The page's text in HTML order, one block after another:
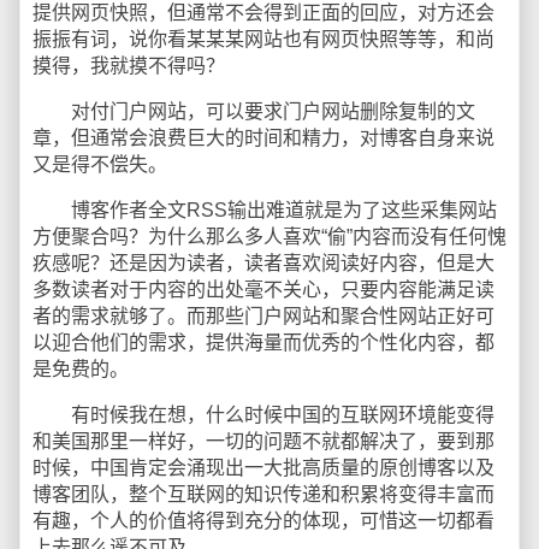
提供网页快照，但通常不会得到正面的回应，对方还会
振振有词，说你看某某某网站也有网页快照等等，和尚
摸得，我就摸不得吗？
对付门户网站，可以要求门户网站删除复制的文
章，但通常会浪费巨大的时间和精力，对博客自身来说
又是得不偿失。
博客作者全文RSS输出难道就是为了这些采集网站
方便聚合吗？为什么那么多人喜欢“偷”内容而没有任何愧
疚感呢？还是因为读者，读者喜欢阅读好内容，但是大
多数读者对于内容的出处毫不关心，只要内容能满足读
者的需求就够了。而那些门户网站和聚合性网站正好可
以迎合他们的需求，提供海量而优秀的个性化内容，都
是免费的。
有时候我在想，什么时候中国的互联网环境能变得
和美国那里一样好，一切的问题不就都解决了，要到那
时候，中国肯定会涌现出一大批高质量的原创博客以及
博客团队，整个互联网的知识传递和积累将变得丰富而
有趣，个人的价值将得到充分的体现，可惜这一切都看